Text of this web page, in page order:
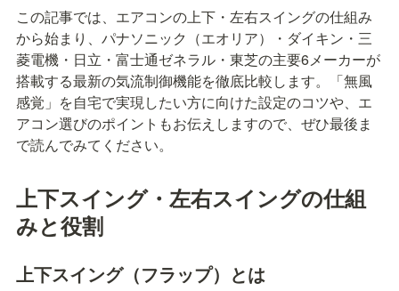
この記事では、エアコンの上下・左右スイングの仕組み
から始まり、パナソニック（エオリア）・ダイキン・三
菱電機・日立・富士通ゼネラル・東芝の主要6メーカーが
搭載する最新の気流制御機能を徹底比較します。「無風
感覚」を自宅で実現したい方に向けた設定のコツや、エ
アコン選びのポイントもお伝えしますので、ぜひ最後ま
で読んでみてください。
上下スイング・左右スイングの仕組
みと役割
上下スイング（フラップ）とは